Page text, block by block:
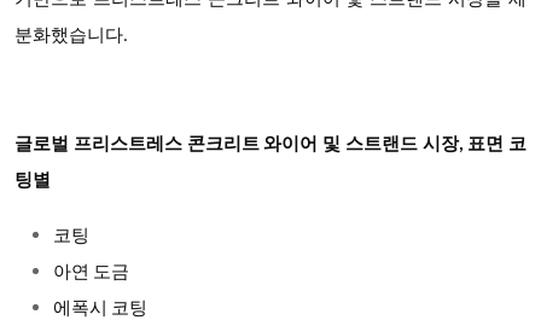
분화했습니다.
글로벌 프리스트레스 콘크리트 와이어 및 스트랜드 시장, 표면 코
팅별
코팅
아연 도금
에폭시 코팅